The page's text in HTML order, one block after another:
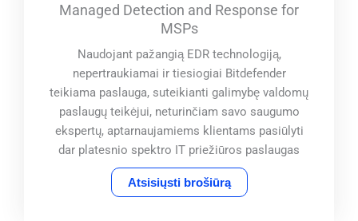
Managed Detection and Response for
MSPs
Naudojant pažangią EDR technologiją,
nepertraukiamai ir tiesiogiai Bitdefender
teikiama paslauga, suteikianti galimybę valdomų
paslaugų teikėjui, neturinčiam savo saugumo
ekspertų, aptarnaujamiems klientams pasiūlyti
dar platesnio spektro IT priežiūros paslaugas
Atsisiųsti brošiūrą